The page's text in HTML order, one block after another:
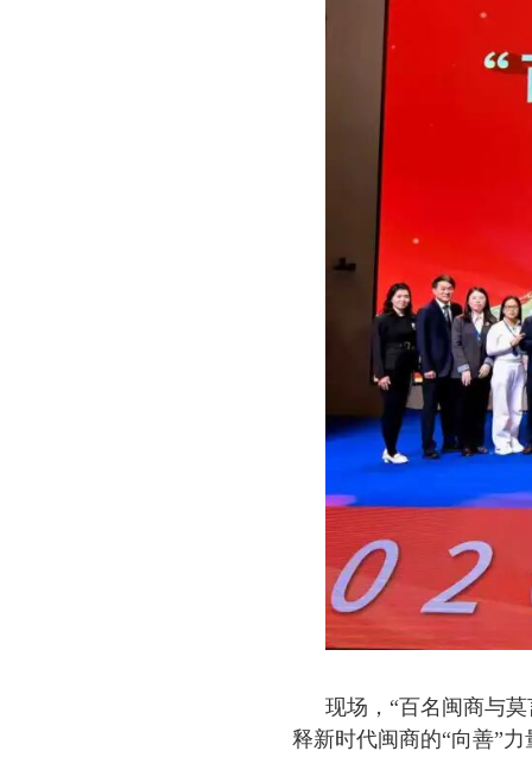
现场，“百名闽商与
释新时代闽商的“向善”力